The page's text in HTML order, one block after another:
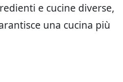
e cucine diverse,
una cucina più